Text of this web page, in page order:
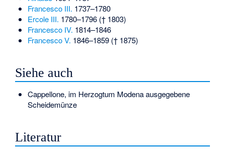
Francesco III. 1737–1780
Ercole III. 1780–1796 († 1803)
Francesco IV. 1814–1846
Francesco V. 1846–1859 († 1875)
Siehe auch
Cappellone, im Herzogtum Modena ausgegebene
Scheidemünze
Literatur